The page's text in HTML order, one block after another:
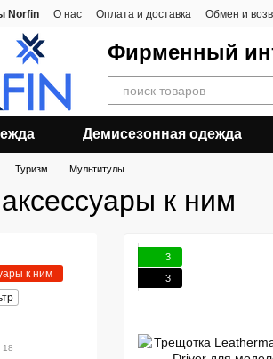
контенту
Norfin О нас Оплата и доставка Обмен и
Фирменный
Демисезонная одежда
Туризм Мультитулы
к ним
3
3
к ним
18